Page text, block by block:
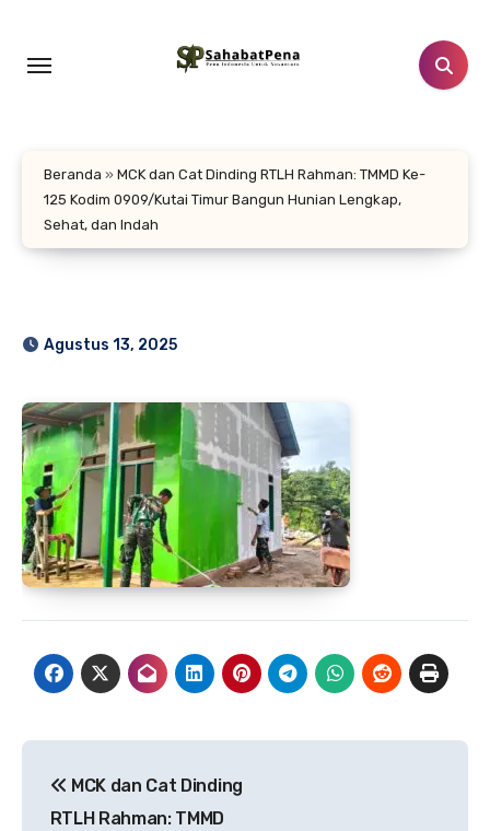
konten
Beranda » MCK dan Cat Dinding RTLH Rahman: TMMD Ke-
125 Kodim 0909/Kutai Timur Bangun Hunian Lengkap,
Sehat, dan Indah
Agustus 13, 2025
pos
MCK dan Cat Dinding
RTLH Rahman: TMMD